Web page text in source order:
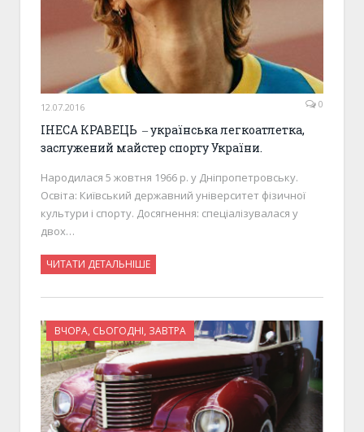
12.07.2016 0
ІНЕСА КРАВЕЦЬ ‒ українська легкоатлетка,
заслужений майстер спорту України.
Народилася 5 жовтня 1966 р. у Дніпропетровську.
Освіта: Київський державний університет фізичної
культури і спорту. Досягнення: спеціалізувалася у
двох…
ЧИТАТИ ДЕТАЛЬНІШЕ
ВЧОРА, СЬОГОДНІ, ЗАВТРА